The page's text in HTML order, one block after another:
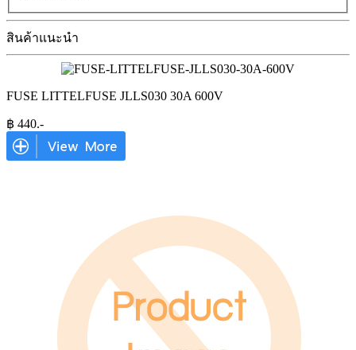
สินค้าแนะนำ
FUSE LITTELFUSE JLLS030 30A 600V
฿ 440.-